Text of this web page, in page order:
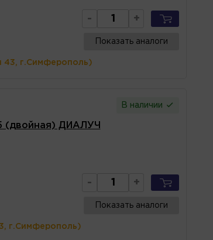
- +
Показать аналоги
43, г.Симферополь)
В наличии
(двойная) ДИАЛУЧ
- +
Показать аналоги
г.Симферополь)